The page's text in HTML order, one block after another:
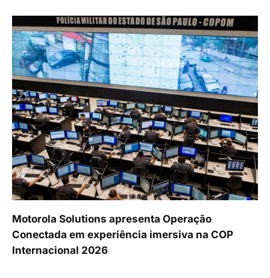
Motorola Solutions apresenta Operação
Conectada em experiência imersiva na COP
Internacional 2026